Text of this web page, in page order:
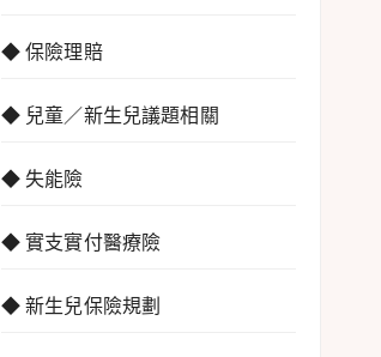
◆ 保險理賠
◆ 兒童／新生兒議題相關
◆ 失能險
◆ 實支實付醫療險
◆ 新生兒保險規劃